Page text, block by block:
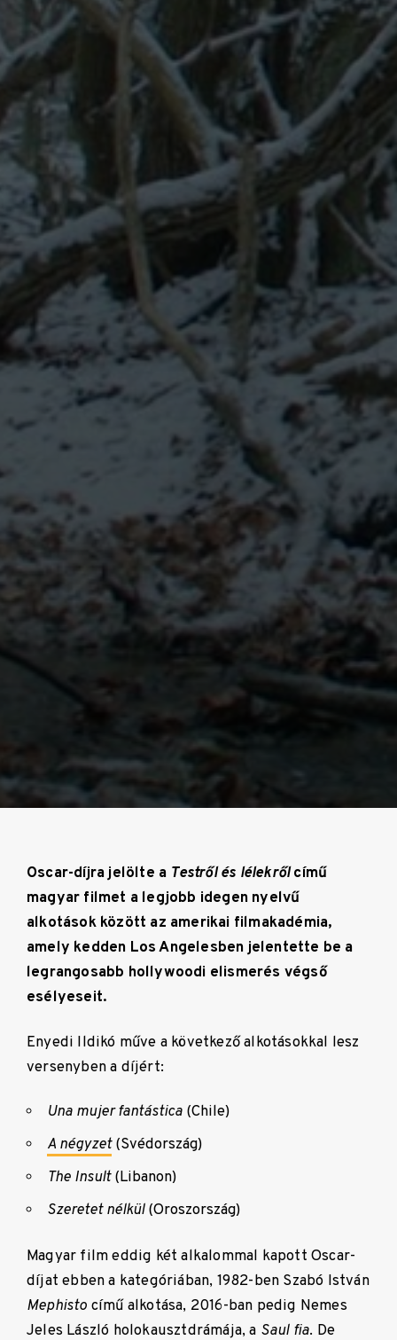
Oscar-díjra jelölte a Testről és lélekrőlcímű
magyar filmet a legjobb idegen nyelvű
alkotások között az amerikai filmakadémia,
amely kedden Los Angelesben jelentette be a
legrangosabb hollywoodi elismerés végső
esélyeseit.
Enyedi Ildikó műve a következő alkotásokkal lesz
versenyben a díjért:
Una mujer fantástica(Chile)
A négyzet(Svédország)
The Insult(Libanon)
Szeretet nélkül(Oroszország)
Magyar film eddig két alkalommal kapott Oscar-
díjat ebben a kategóriában, 1982-ben Szabó István
Mephisto című alkotása, 2016-ban pedig Nemes
Jeles László holokausztdrámája, a Saul fia. De